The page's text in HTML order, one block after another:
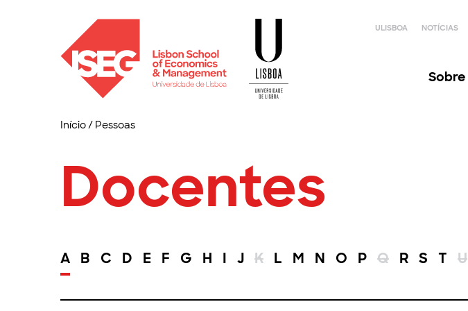
ULISBOA NOTÍCIAS
Sobre
Início/ Pessoas
Docentes
A B C D E F G H I J K L M N O P Q R S T U